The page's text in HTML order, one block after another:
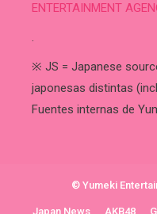
ENTERTAINMENT
.
※ JS = Japanese
japonesas distintas
Fuentes internas de
© Yumeki
Japan News AKB48